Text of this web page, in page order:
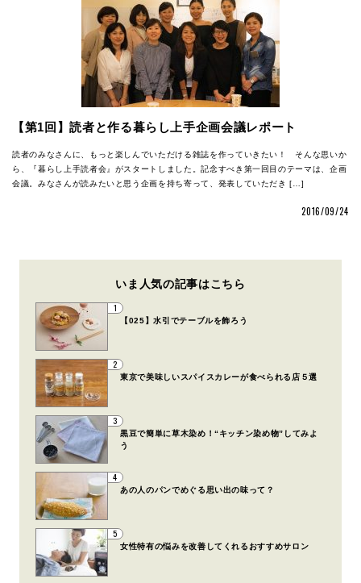
【第1回】読者と作る暮らし上手企画会議レポート
読者のみなさんに、もっと楽しんでいただける雑誌を作っていきたい！ そんな思いか
ら、『暮らし上手読者会』がスタートしました。記念すべき第一回目のテーマは、企画
会議。みなさんが読みたいと思う企画を持ち寄って、発表していただき […]
2016/09/24
いま人気の記事はこちら
1
【025】水引でテーブルを飾ろう
2
東京で美味しいスパイスカレーが食べられる店５選
3
黒豆で簡単に草木染め！“キッチン染め物”してみよ
う
4
あの人のパンでめぐる思い出の味って？
5
女性特有の悩みを改善してくれるおすすめサロン